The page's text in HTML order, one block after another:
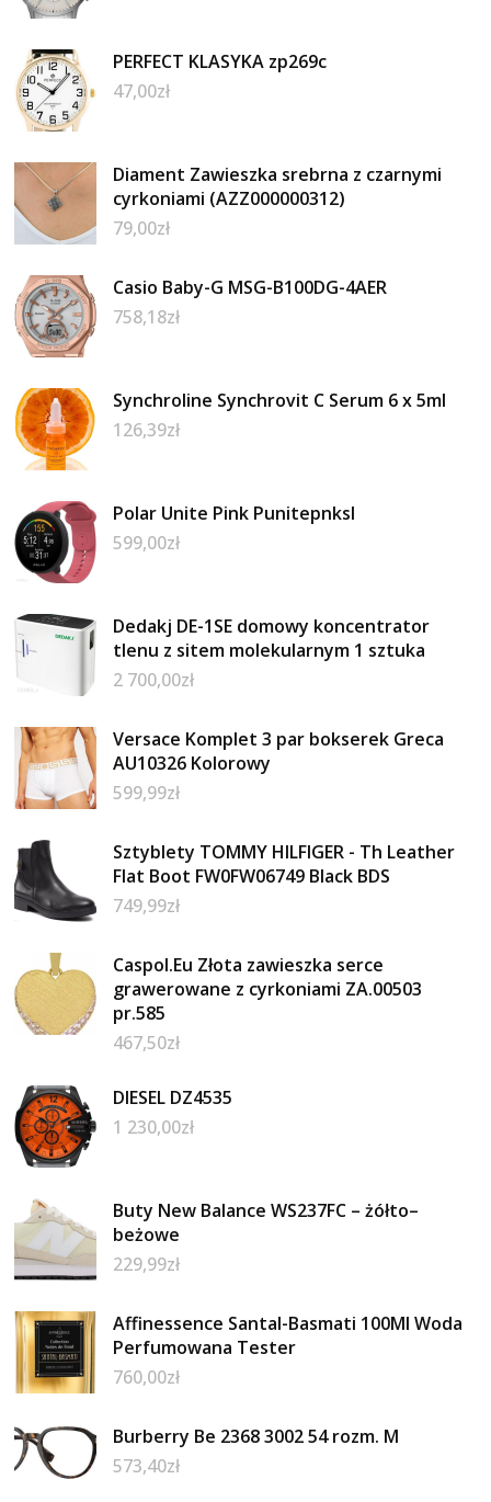
PERFECT KLASYKA zp269c
47,00zł
Diament Zawieszka srebrna z czarnymi
cyrkoniami (AZZ000000312)
79,00zł
Casio Baby-G MSG-B100DG-4AER
758,18zł
Synchroline Synchrovit C Serum 6 x 5ml
126,39zł
Polar Unite Pink Punitepnksl
599,00zł
Dedakj DE-1SE domowy koncentrator
tlenu z sitem molekularnym 1 sztuka
2 700,00zł
Versace Komplet 3 par bokserek Greca
AU10326 Kolorowy
599,99zł
Sztyblety TOMMY HILFIGER - Th Leather
Flat Boot FW0FW06749 Black BDS
749,99zł
Caspol.Eu Złota zawieszka serce
grawerowane z cyrkoniami ZA.00503
pr.585
467,50zł
DIESEL DZ4535
1 230,00zł
Buty New Balance WS237FC – żółto–
beżowe
229,99zł
Affinessence Santal-Basmati 100Ml Woda
Perfumowana Tester
760,00zł
Burberry Be 2368 3002 54 rozm. M
573,40zł